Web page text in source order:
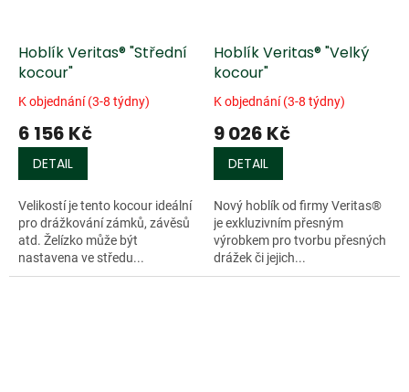
Hoblík Veritas® "Střední
kocour"
K objednání (3-8 týdny)
6 156 Kč
DETAIL
Velikostí je tento kocour ideální
pro drážkování zámků, závěsů
atd. Želízko může být
nastavena ve středu...
Hoblík Veritas® "Velký
kocour"
K objednání (3-8 týdny)
9 026 Kč
DETAIL
Nový hoblík od firmy Veritas®
je exkluzivním přesným
výrobkem pro tvorbu přesných
drážek či jejich...